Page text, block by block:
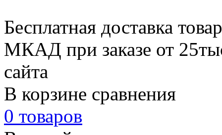
Бесплатная доставка
МКАД при заказе от
сайта
В корзине сравнения
0 товаров